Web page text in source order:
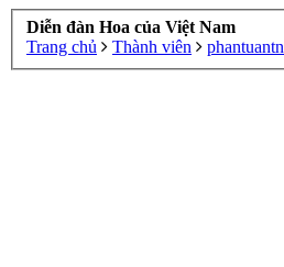
Diễn đàn Hoa của Việt Nam
Trang chủ
Thành viên